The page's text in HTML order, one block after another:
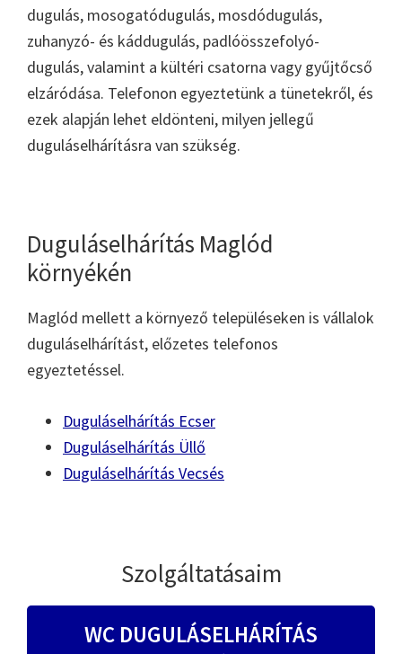
dugulás, mosogatódugulás, mosdódugulás,
zuhanyzó- és káddugulás, padlóösszefolyó-
dugulás, valamint a kültéri csatorna vagy gyűjtőcső
elzáródása. Telefonon egyeztetünk a tünetekről, és
ezek alapján lehet eldönteni, milyen jellegű
duguláselhárításra van szükség.
Duguláselhárítás Maglód
környékén
Maglód mellett a környező településeken is vállalok
duguláselhárítást, előzetes telefonos
egyeztetéssel.
Duguláselhárítás Ecser
Duguláselhárítás Üllő
Duguláselhárítás Vecsés
Szolgáltatásaim
WC DUGULÁSELHÁRÍTÁS